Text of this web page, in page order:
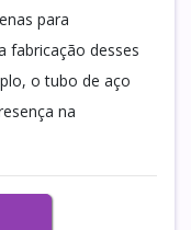
para
fabricação desses
o tubo de aço
na